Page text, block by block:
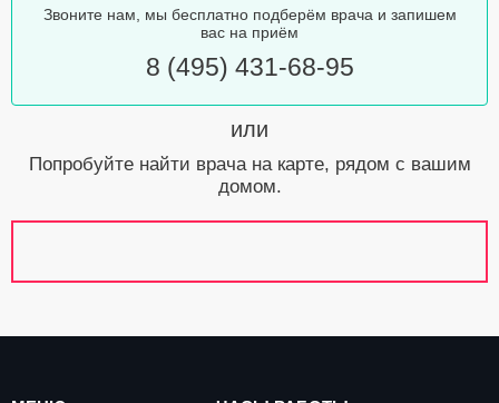
Звоните нам, мы бесплатно подберём врача и запишем
вас на приём
8 (495) 431-68-95
или
Попробуйте найти врача на карте, рядом с вашим
домом.